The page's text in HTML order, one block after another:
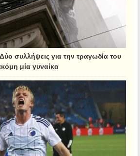
συλλήψεις για την τραγωδία του
μία γυναίκα